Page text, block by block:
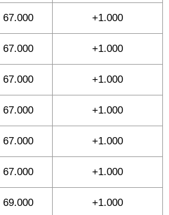
67.000 +1.000
67.000 +1.000
67.000 +1.000
67.000 +1.000
67.000 +1.000
67.000 +1.000
69.000 +1.000